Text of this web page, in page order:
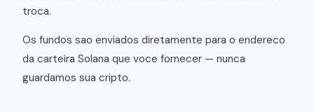
troca.
Os fundos sao enviados diretamente para o endereco
da carteira Solana que voce fornecer — nunca
guardamos sua cripto.